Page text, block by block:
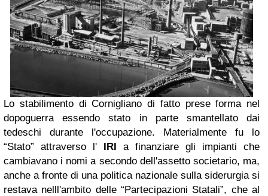
Lo stabilimento di Cornigliano di fatto prese forma nel
dopoguerra essendo stato in parte smantellato dai
tedeschi durante l'occupazione. Materialmente fu lo
“Stato” attraverso l' IRI a finanziare gli impianti che
cambiavano i nomi a secondo dell'assetto societario, ma,
anche a fronte di una politica nazionale sulla siderurgia si
restava nelll'ambito delle “Partecipazioni Statali”, che al